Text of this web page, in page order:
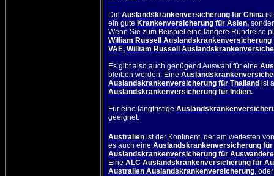
Die Auslandskrankenversicherung für China
ein gute Krankenversicherung für Asien,
Wenn Sie zum Beispiel eine längere Rundreise
William Russell Auslandskrankenversicherung
VAE,William Russell
Es gibt also auch genügend Auswahl für eine
bleiben werden. Eine
Auslandskrankenversicherung für Thailand ist
Auslandskrankenversicherung für Indien.
Für eine langfristige
geeignet.
Australien ist der Kontinent, der am weitesten
es auch eineAuslandskrankenversicherung für
Auslandskrankenversicherung für
EineALC Auslandskrankenversicherung für
Australien Auslandskrankenversicherung,